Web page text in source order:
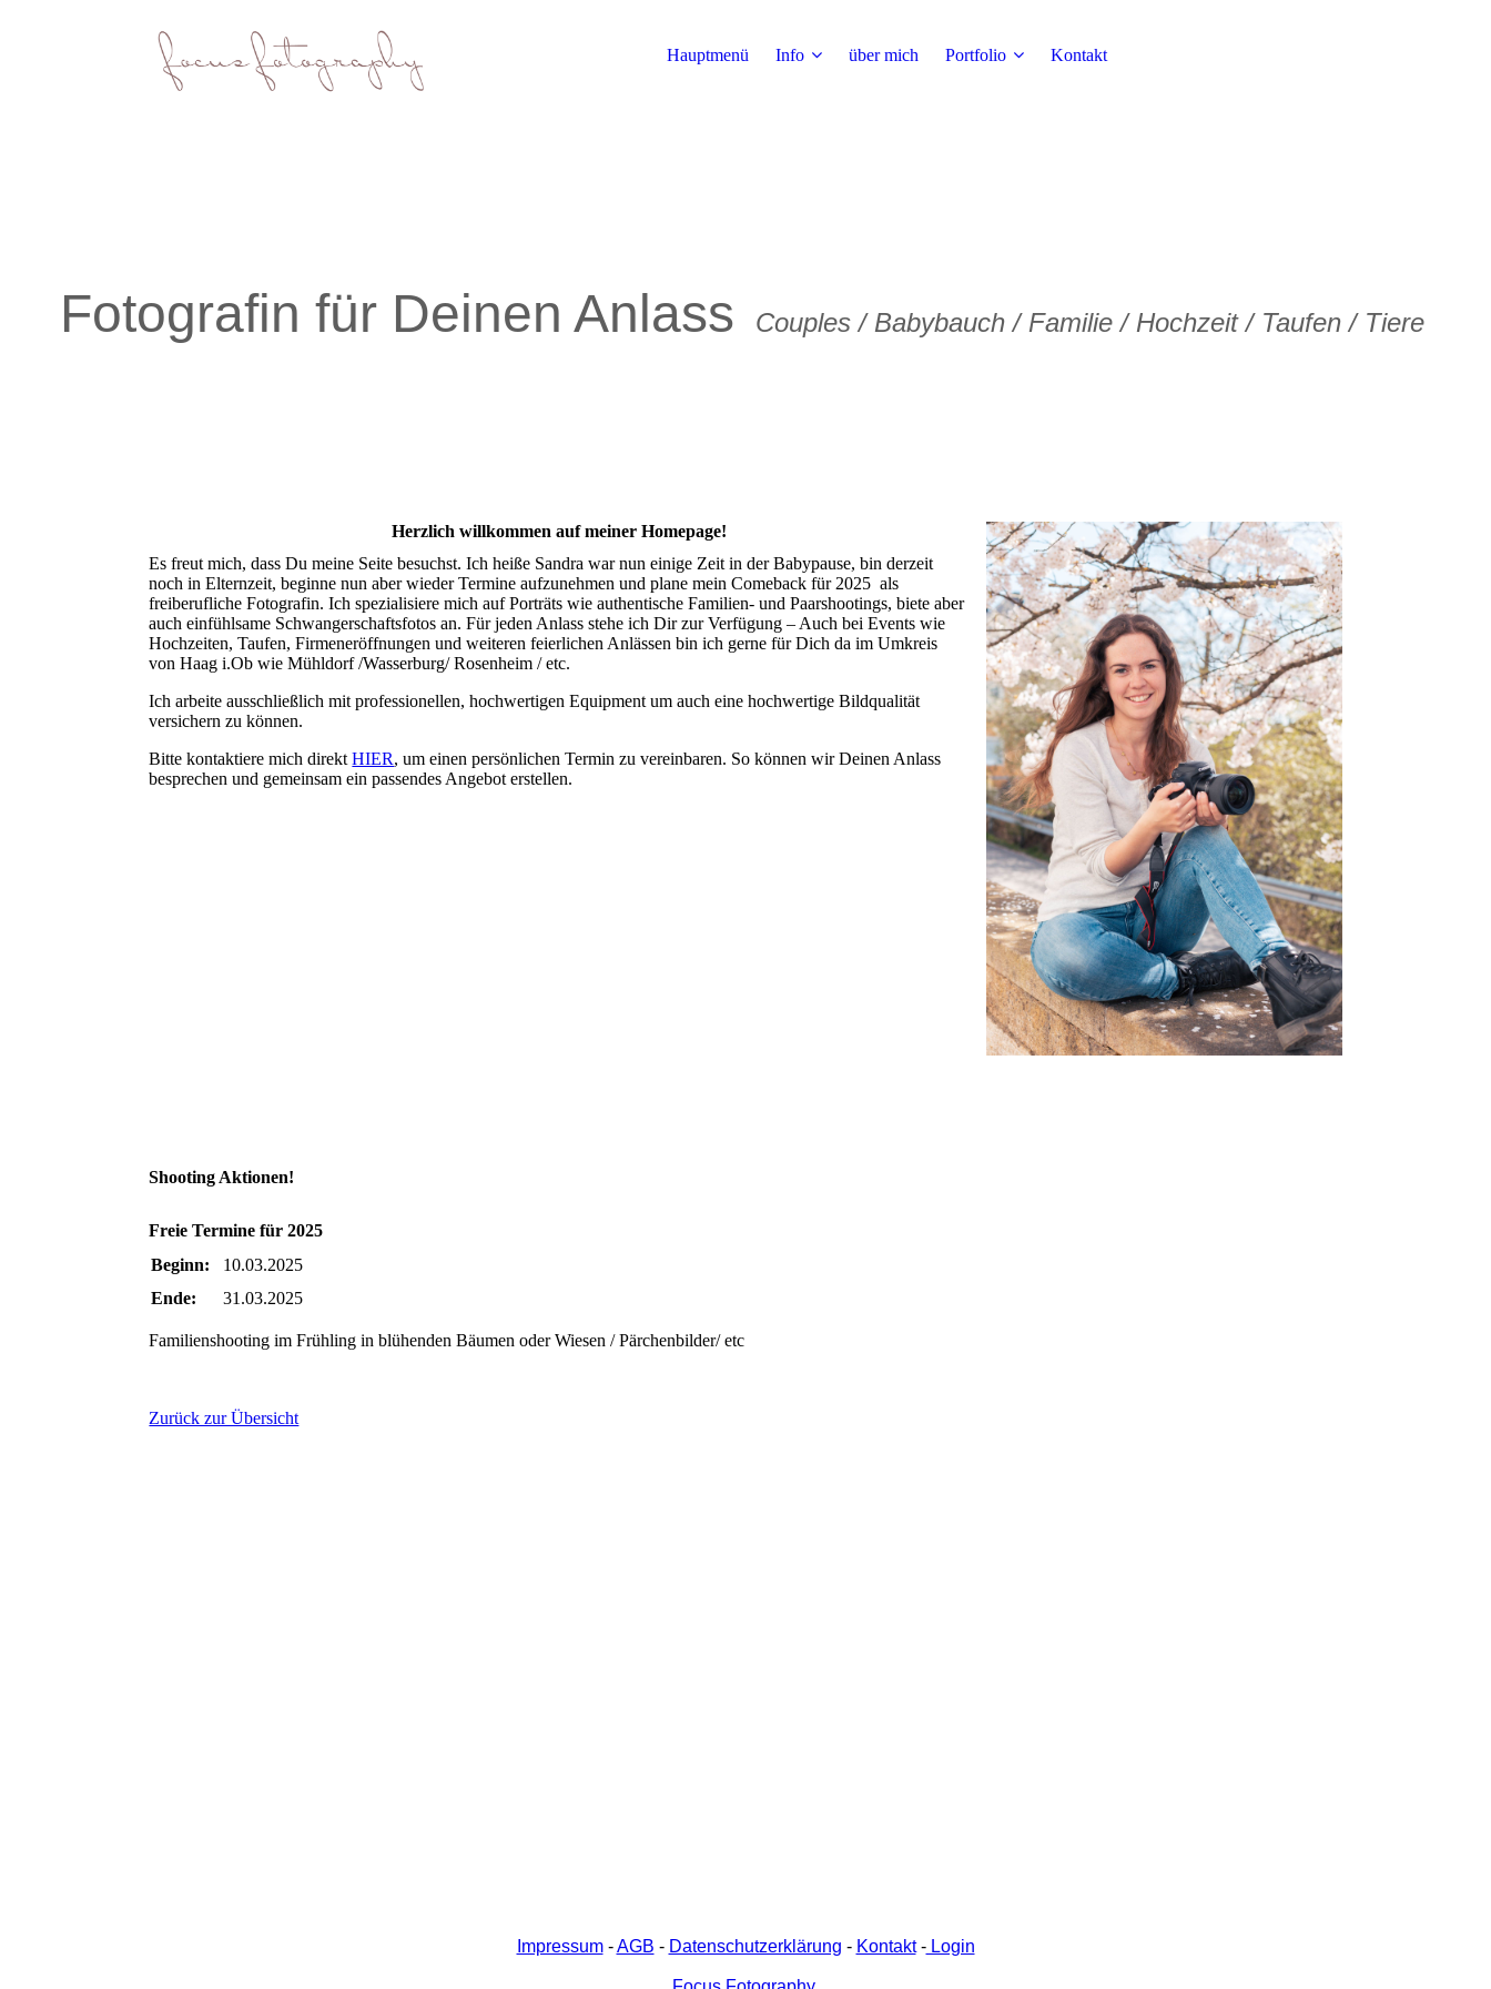
Hauptmenü Info über mich Portfolio Kontakt
Fotografin für Deinen Anlass Couples/ Babybauch / Familie / Hochzeit / Taufen / Tiere
Herzlich willkommen auf meiner Homepage!
Es freut mich, dass Du meine Seite besuchst. Ich heiße Sandra war nun einige Zeit in der Babypause, bin derzeit
noch in Elternzeit, beginne nun aber wieder Termine aufzunehmen und plane mein Comeback für 2025 als
freiberufliche Fotografin. Ich spezialisiere mich auf Porträts wie authentische Familien- und Paarshootings, biete aber
auch einfühlsame Schwangerschaftsfotos an. Für jeden Anlass stehe ich Dir zur Verfügung – Auch bei Events wie
Hochzeiten, Taufen, Firmeneröffnungen und weiteren feierlichen Anlässen bin ich gerne für Dich da im Umkreis
von Haag i.Ob wie Mühldorf /Wasserburg/ Rosenheim / etc.
Ich arbeite ausschließlich mit professionellen, hochwertigen Equipment um auch eine hochwertige Bildqualität
versichern zu können.
Bitte kontaktiere mich direktHIER, um einen persönlichen Termin zu vereinbaren. So können wir Deinen Anlass
besprechen und gemeinsam ein passendes Angebot erstellen.
Shooting Aktionen!
Freie Termine für 2025
Beginn:
10.03.2025
Ende:
31.03.2025
Familienshooting im Frühling in blühenden Bäumen oder Wiesen / Pärchenbilder/ etc
Zurück zur Übersicht
Impressum-AGB - Datenschutzerklärung - Kontakt-Login